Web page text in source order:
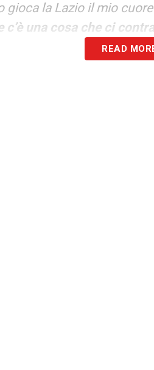
gioca la Lazio il mio
c’è una cosa che ci
restare saldi nelle
READ